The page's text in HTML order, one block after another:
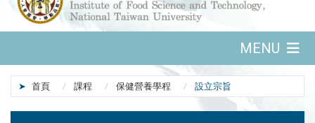
MENU
首頁 課程 保健營養學程 設立宗旨